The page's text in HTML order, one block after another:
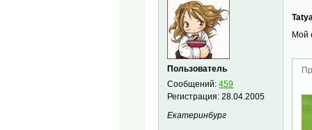
Пользователь
Сообщений:459
Регистрация:28.04.2005
Екатеринбург
Мой